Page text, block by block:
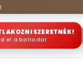
SZERETNÉK!
el a boltodat